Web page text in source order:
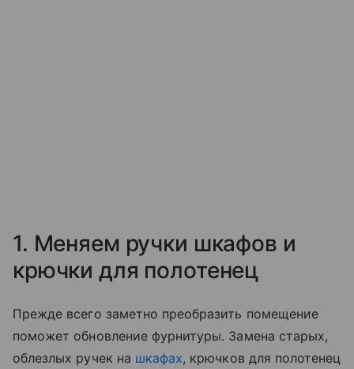
1. Меняем ручки шкафов и
крючки для полотенец
Прежде всего заметно преобразить помещение
поможет обновление фурнитуры. Замена старых,
облезлых ручек на шкафах, крючков для полотенец